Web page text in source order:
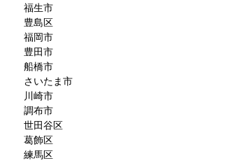
福生市
豊島区
福岡市
豊田市
船橋市
さいたま市
川崎市
調布市
世田谷区
葛飾区
練馬区